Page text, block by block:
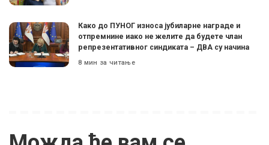
Како до ПУНОГ износа јубиларне награде и
отпремнине иако не желите да будете члан
репрезентативног синдиката – ДВА су начина
8 мин за читање